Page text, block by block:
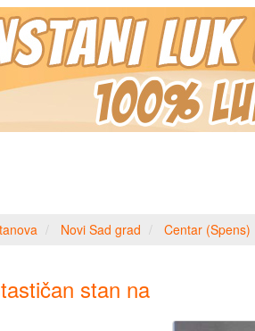
Novi Sad grad Centar (Spens)
stan na